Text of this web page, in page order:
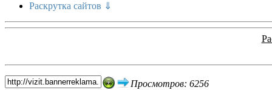
Раскрутка сайтов ⇓
Просмотров: 6256